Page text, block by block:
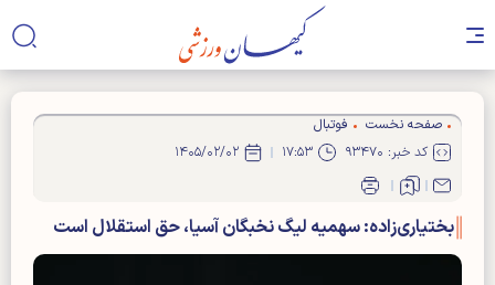
صفحه نخست
فوتبال
کد خبر: ۹۳۴۷۰
۱۷:۵۳ ۱۴۰۵/۰۲/۰۲
بختیاری‌زاده: سهمیه لیگ نخبگان آسیا، حق استقلال است